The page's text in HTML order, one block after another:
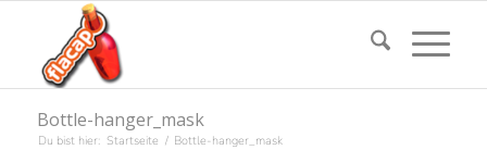
Bottle-hanger_mask
Du bist hier: Startseite / Bottle-hanger_mask